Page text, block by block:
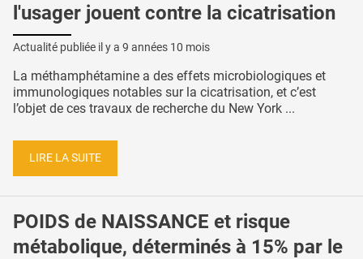
l'usager jouent contre la cicatrisation
Actualité publiée il y a 9 années 10 mois
La méthamphétamine a des effets microbiologiques et
immunologiques notables sur la cicatrisation, et c’est
l’objet de ces travaux de recherche du New York ...
LIRE LA SUITE
POIDS de NAISSANCE et risque
métabolique, déterminés à 15% par le